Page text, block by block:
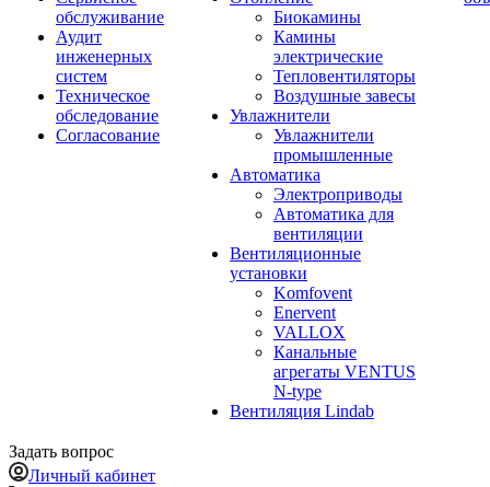
обслуживание
Аудит
инженерных
систем
Техническое
обследование
Согласование
Биокамины
Камины
электрические
Тепловентиляторы
Воздушные завесы
Увлажнители
Увлажнители
промышленные
Автоматика
Электроприводы
Автоматика для
вентиляции
Вентиляционные
установки
Komfovent
Enervent
VALLOX
Канальные
агрегаты VENTUS
N-type
Вентиляция Lindab
Задать вопрос
Личный кабинет